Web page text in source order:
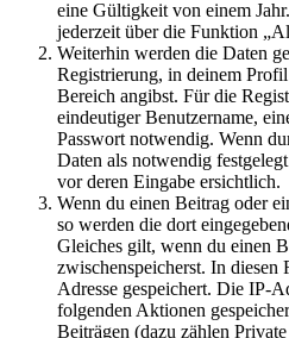
eine Gültigkeit von einem
jederzeit über die Funktion
Weiterhin werden die Daten
Registrierung, in deinem
Bereich angibst. Für die
eindeutiger Benutzername,
Passwort notwendig. Wenn
Daten als notwendig
vor deren Eingabe ersichtlich.
Wenn du einen Beitrag oder
so werden die dort
Gleiches gilt, wenn du einen
zwischenspeicherst. In
Adresse gespeichert. Die IP-
folgenden Aktionen
Beiträgen (dazu zählen